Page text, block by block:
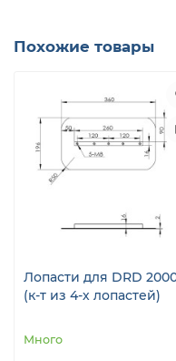
Похожие товары
Лопасти для DRD
(к-т из 4-х лопастей)
Много